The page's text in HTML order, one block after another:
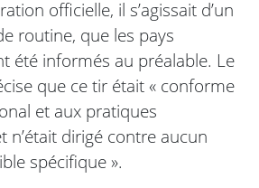
officielle, il s’agissait d’un
routine, que les pays
été informés au préalable. Le
que ce tir était « conforme
et aux pratiques
n’était dirigé contre aucun
spécifique ».